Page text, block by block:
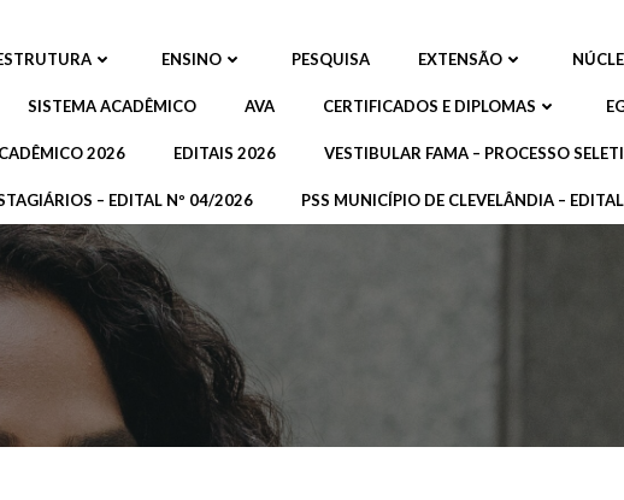
ENSINO PESQUISA EXTENSÃO
SISTEMA ACADÊMICO AVA CERTIFICADOS E DIPLOMAS
2026 EDITAIS 2026 VESTIBULAR FAMA – PROCESSO
– EDITAL Nº 04/2026 PSS MUNICÍPIO DE CLEVELÂNDIA –